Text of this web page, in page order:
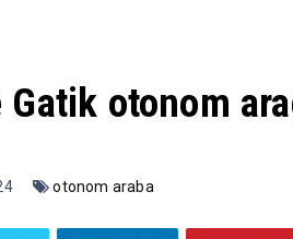
Gatik otonom
otonom araba